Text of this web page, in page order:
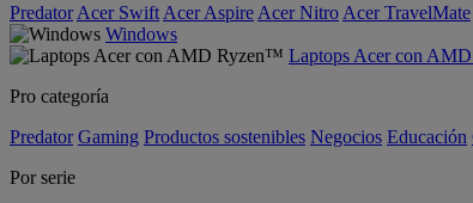
Predator Acer Swift Acer Aspire Acer Nitro Acer TravelMate
Windows
Laptops Acer con
Pro categoría
Predator Gaming Productos sostenibles Negocios Educación
Por serie